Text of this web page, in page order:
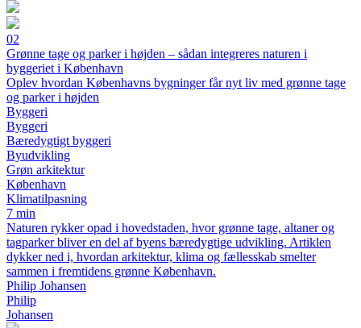
02
Grønne tage og parker i højden – sådan integreres naturen i
byggeriet i København
Oplev hvordan Københavns bygninger får nyt liv med grønne tage
og parker i højden
Byggeri
Byggeri
Bæredygtigt byggeri
Byudvikling
Grøn arkitektur
København
Klimatilpasning
7 min
Naturen rykker opad i hovedstaden, hvor grønne tage, altaner og
tagparker bliver en del af byens bæredygtige udvikling. Artiklen
dykker ned i, hvordan arkitektur, klima og fællesskab smelter
sammen i fremtidens grønne København.
Philip Johansen
Philip
Johansen